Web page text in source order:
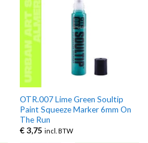
OTR.007 Lime Green Soultip
Paint Squeeze Marker 6mm On
The Run
€3,75 incl. BTW